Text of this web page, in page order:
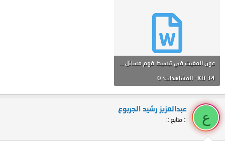
34 KB · المشاهدات: 0
ع
عبدالعزيز رشيد الجربوع
:: متابع ::